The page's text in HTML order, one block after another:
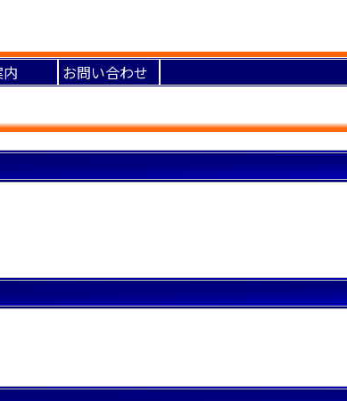
お問い合わせ